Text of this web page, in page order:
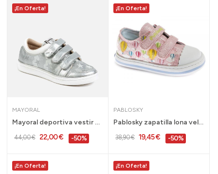
¡En Oferta!
MAYORAL
Mayoral deportiva vestir niña gris y blanca 31...
44,00 € 22,00 € -50%
¡En Oferta!
PABLOSKY
Pablosky zapatilla lona velcro niña rosa 20 al...
38,90 € 19,45 € -50%
¡En Oferta! ¡En Oferta!